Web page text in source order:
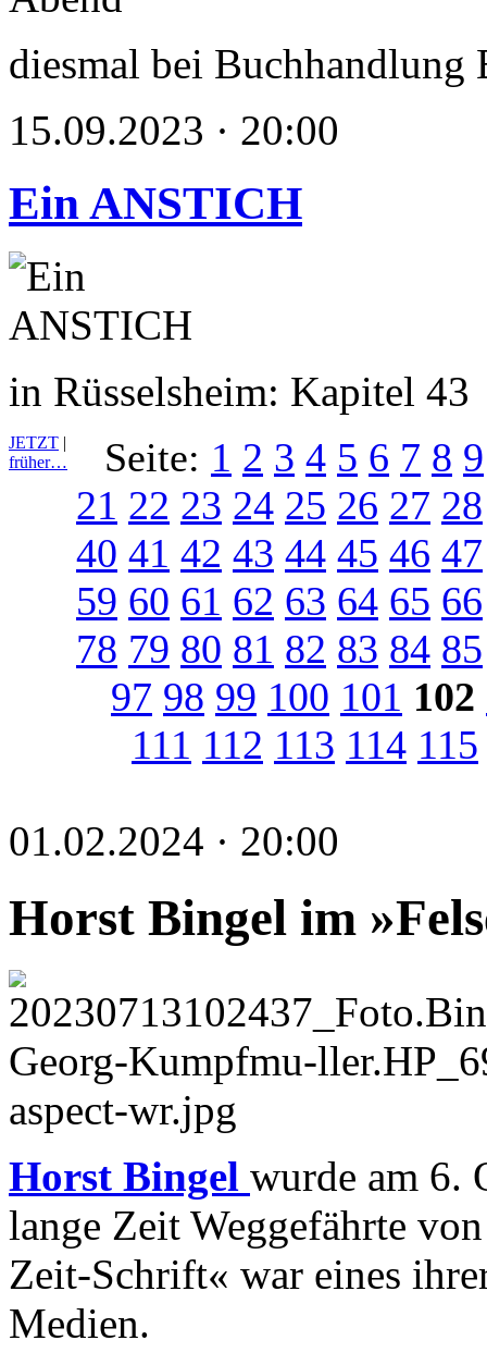
diesmal bei Buchhandlung
15.09.2023 · 20:00
Ein ANSTICH
in Rüsselsheim: Kapitel 43
JETZT |
früher…
Seite: 1 2 3 4 5 6 7 8 9
21 22 23 24 25 26 27 28
40 41 42 43 44 45 46 47
59 60 61 62 63 64 65 66
78 79 80 81 82 83 84 85
97 98 99 100 101 102
111 112 113 114 115
01.02.2024 · 20:00
Horst Bingel im
Horst Bingel wurde am 6.
lange Zeit Weggefährte
Zeit-Schrift« war eines
Medien.